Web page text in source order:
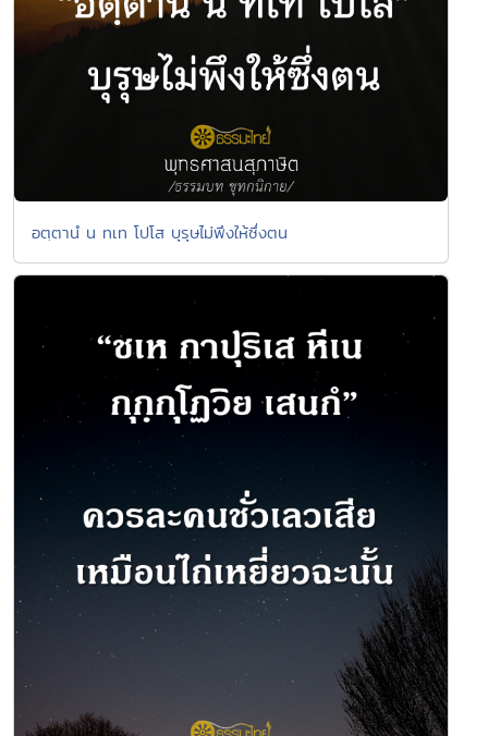
อตฺตานํ น ทเท โปโส บุรุษไม่พึงให้ซึ่งตน